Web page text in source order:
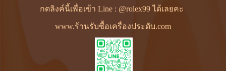
กดลิงค์นี้เพื่อเข้า Line : @rolex99 ได้เลยคะ
www.ร้านรับซื้อเครื่องประดับ.com